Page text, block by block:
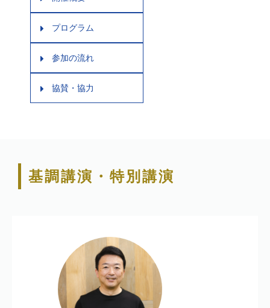
プログラム
参加の流れ
協賛・協力
基調講演・特別講演